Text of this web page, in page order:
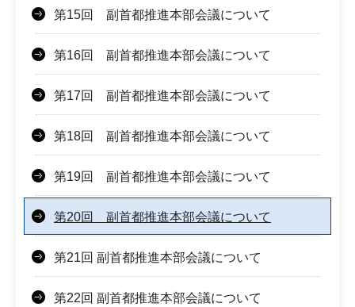
第15回 副首都推進本部会議について
第16回 副首都推進本部会議について
第17回 副首都推進本部会議について
第18回 副首都推進本部会議について
第19回 副首都推進本部会議について
第20回 副首都推進本部会議について
第21回 副首都推進本部会議について
第22回 副首都推進本部会議について